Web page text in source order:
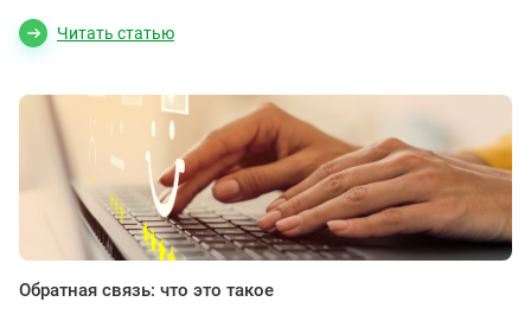
Читать статью
Обратная связь: что это такое